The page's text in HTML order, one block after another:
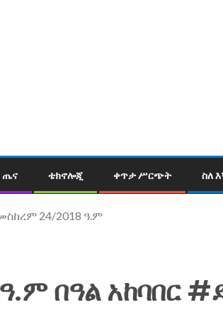
ጤና ቴክኖሎጂ ቀጥታ ሥርጭት ስለ
24/2018 ዓ.ም
በዓል አከባበር